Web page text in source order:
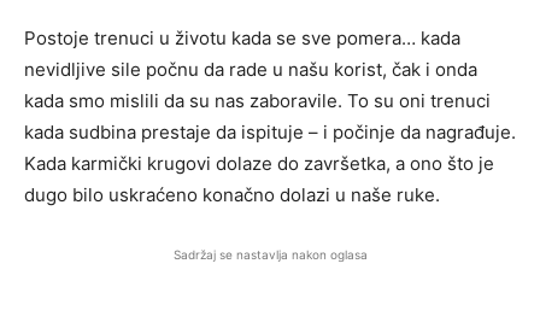
Postoje trenuci u životu kada se sve pomera… kada
nevidljive sile počnu da rade u našu korist, čak i onda
kada smo mislili da su nas zaboravile. To su oni trenuci
kada sudbina prestaje da ispituje – i počinje da nagrađuje.
Kada karmički krugovi dolaze do završetka, a ono što je
dugo bilo uskraćeno konačno dolazi u naše ruke.
Sadržaj se nastavlja nakon oglasa